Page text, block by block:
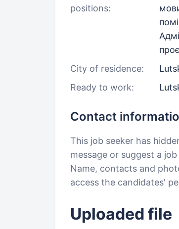
positions:
City of residence:
Ready to work:
Contact
This job seeker has
message or suggest a
Name, contacts and
access the candidates'
Uploaded file